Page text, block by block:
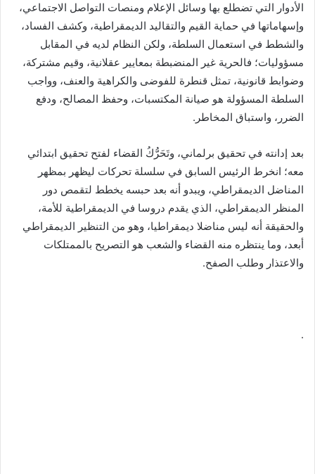
الأدوار التي تضطلع بها وسائل الإعلام ومنصات التواصل الاجتماعي،
وإسهاماتها في حماية القيم والتقاليد الديمقراطية، وكشف الفساد،
والشطط في استعمال السلطة، ولكن النظام لديه في المقابل
مسؤوليات؛ فالحرية غير المنضبطة بمعايير عقلانية، وقيم مشتركة،
وضوابط قانونية، تمثل قنطرة للفوضى والكراهية والعنف، وواجب
السلطة المسؤولة هو صيانة المكتسبات، وحفظ المصالح، ودفع
الضرر، واستباق المخاطر.
بعد إدانته في تحقيق برلماني، وتَحَرُّكُ القضاء لفتح تحقيق ابتدائي
معه؛ انخرط الرئيس السابق في سلسلة تحركات ليظهر بمظهر
المناضل الديمقراطي، ويبدو أنه بعد حبسه يخطط لتقمص دور
المنظر الديمقراطي، الذي يقدم دروسا في الديمقراطية للأمة،
والحقيقة أنه ليس مناضلا ديمقراطيا، وهو من التنظير الديمقراطي
أبعد، وما ينتظره منه القضاء والشعب هو التصريح بالممتلكات
والاعتذار وطلب الصفح.
.